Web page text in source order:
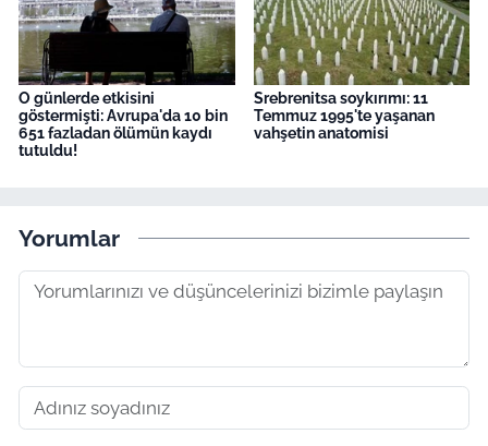
O günlerde etkisini
göstermişti: Avrupa'da 10 bin
651 fazladan ölümün kaydı
tutuldu!
Srebrenitsa soykırımı: 11
Temmuz 1995'te yaşanan
vahşetin anatomisi
Yorumlar